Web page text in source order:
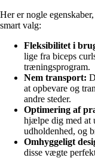
Her er nogle
smart valg:
Fleksibilitet i
lige fra biceps
træningsprogram.
Nem transport:
at opbevare og
andre steder.
Optimering af
hjælpe dig med at
udholdenhed, og
Omhyggeligt
disse vægte